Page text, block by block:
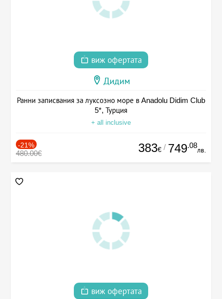
виж офертата
Дидим
Ранни записвания за луксозно море в Anadolu Didim Club
5*, Турция
+ all inclusive
-21%
480.00€ 383€ / 749.08
лв.
виж офертата